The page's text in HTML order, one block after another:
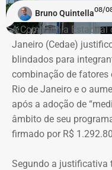
Bruno Quintella08/
A Companhia Estadual
Janeiro (Cedae)
blindados para
combinação de fatores
Rio de Janeiro e o
após a adoção de
âmbito de seu
firmado por R$
Segundo a justificativa